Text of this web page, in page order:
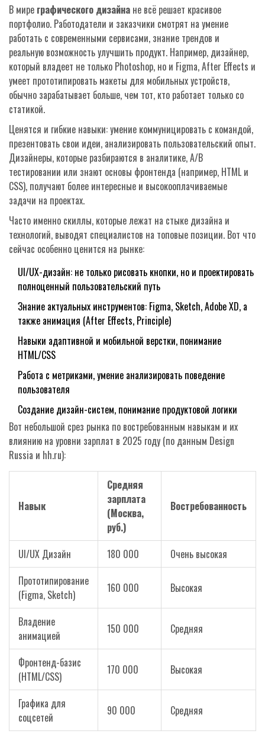
В мире графического дизайна не всё решает красивое
портфолио. Работодатели и заказчики смотрят на умение
работать с современными сервисами, знание трендов и
реальную возможность улучшить продукт. Например, дизайнер,
который владеет не только Photoshop, но и Figma, After Effects и
умеет прототипировать макеты для мобильных устройств,
обычно зарабатывает больше, чем тот, кто работает только со
статикой.
Ценятся и гибкие навыки: умение коммуницировать с командой,
презентовать свои идеи, анализировать пользовательский опыт.
Дизайнеры, которые разбираются в аналитике, A/B
тестировании или знают основы фронтенда (например, HTML и
CSS), получают более интересные и высокооплачиваемые
задачи на проектах.
Часто именно скиллы, которые лежат на стыке дизайна и
технологий, выводят специалистов на топовые позиции. Вот что
сейчас особенно ценится на рынке:
UI/UX-дизайн: не только рисовать кнопки, но и проектировать
полноценный пользовательский путь
Знание актуальных инструментов: Figma, Sketch, Adobe XD, а
также анимация (After Effects, Principle)
Навыки адаптивной и мобильной верстки, понимание
HTML/CSS
Работа с метриками, умение анализировать поведение
пользователя
Создание дизайн-систем, понимание продуктовой логики
Вот небольшой срез рынка по востребованным навыкам и их
влиянию на уровни зарплат в 2025 году (по данным Design
Russia и hh.ru):
Навык
Средняя
зарплата
(Москва,
руб.)
Востребованность
UI/UX Дизайн 180 000
Очень высокая
Прототипирование
(Figma, Sketch)
160 000 Высокая
Владение
анимацией
150 000 Средняя
Фронтенд-базис
(HTML/CSS)
170 000 Высокая
Графика для
соцсетей
90 000 Средняя